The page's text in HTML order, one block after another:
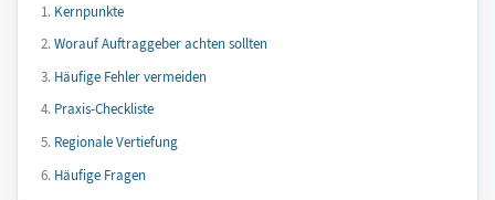
Kernpunkte
Worauf Auftraggeber achten sollten
Häufige Fehler vermeiden
Praxis-Checkliste
Regionale Vertiefung
Häufige Fragen